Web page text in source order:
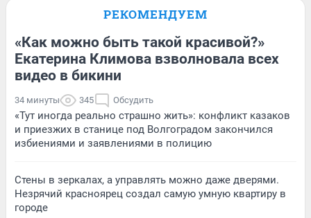
РЕКОМЕНДУЕМ
«Как можно быть такой красивой?»
Екатерина Климова взволновала всех
видео в бикини
34 минуты 345 Обсудить
«Тут иногда реально страшно жить»: конфликт казаков
и приезжих в станице под Волгоградом закончился
избиениями и заявлениями в полицию
Стены в зеркалах, а управлять можно даже дверями.
Незрячий красноярец создал самую умную квартиру в
городе